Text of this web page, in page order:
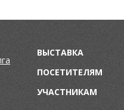
ВЫСТАВКА
ПОСЕТИТЕЛЯМ
УЧАСТНИКАМ